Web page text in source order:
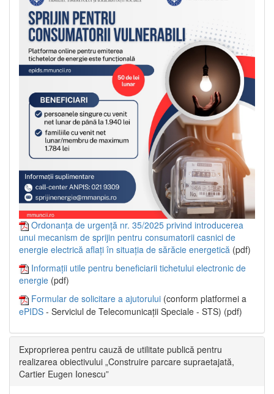
Ordonanța de urgență nr. 35/2025 privind introducerea
unui mecanism de sprijin pentru consumatorii casnici de
energie electrică aflați în situația de sărăcie energetică (pdf)
Informații utile pentru beneficiarii tichetului electronic de
energie (pdf)
Formular de solicitare a ajutorului (conform platformei a
ePIDS - Serviciul de Telecomunicații Speciale - STS) (pdf)
Exproprierea pentru cauză de utilitate publică pentru
realizarea obiectivului „Construire parcare supraetajată,
Cartier Eugen Ionescu”